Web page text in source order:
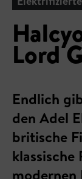
Lord
Endlich
den Adel
britische
klassische
modernen